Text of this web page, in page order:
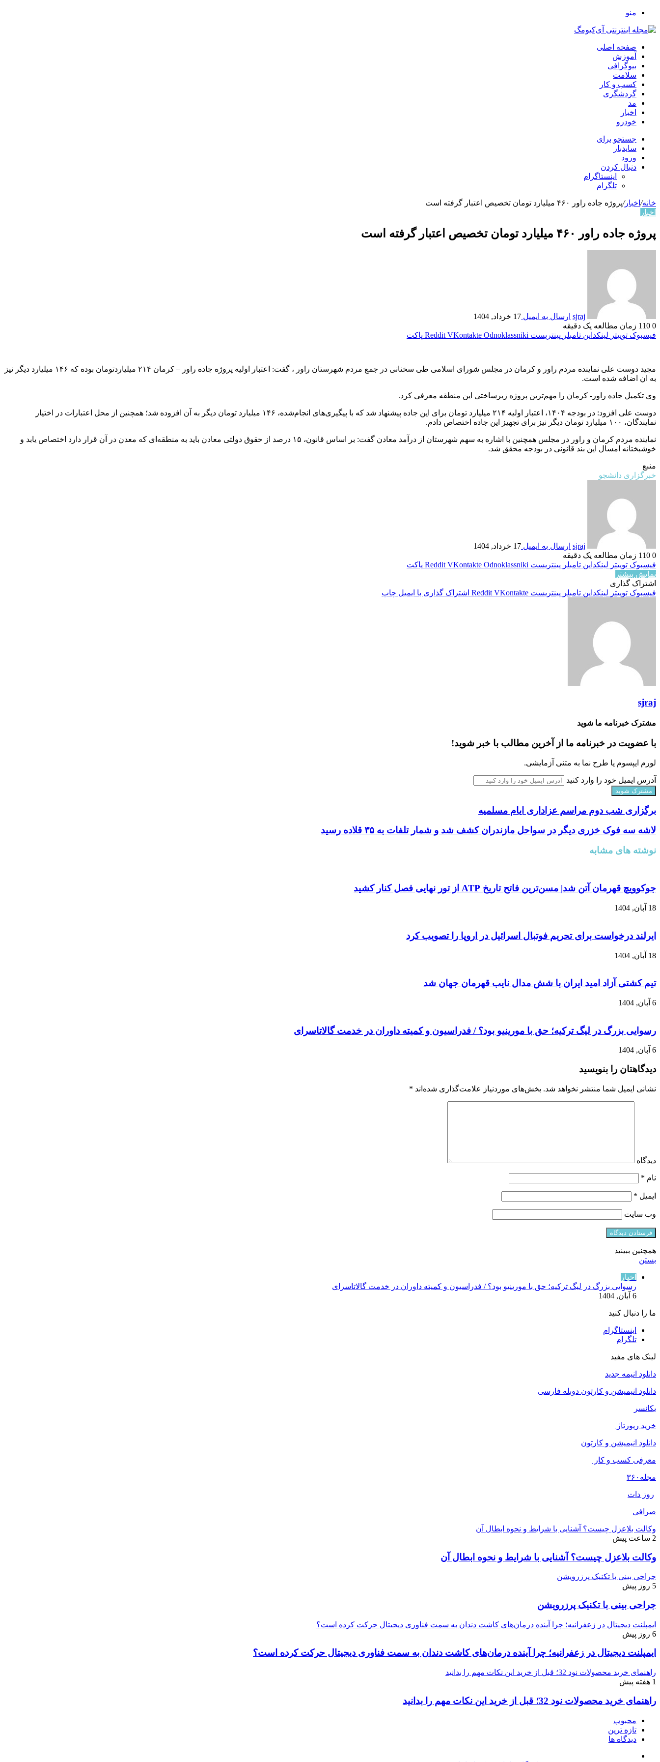
منو
صفحه اصلی
آموزش
بیوگرافی
سلامت
کسب و کار
گردشگری
مد
اخبار
خودرو
جستجو برای
سایدبار
ورود
دنبال کردن
اینستاگرام
تلگرام
خانه/ اخبار/پروژه جاده راور ۴۶۰ میلیارد تومان تخصیص اعتبار گرفته است
اخبار
پروژه جاده راور ۴۶۰ میلیارد تومان تخصیص اعتبار گرفته است
sjraj ارسال به ایمیل 17 خرداد, 1404
0
زمان مطالعه یک دقیقه
فیسبوک توییتر لینکداین تامبلر پینتریست Reddit VKontakte Odnoklassniki پاکت
مجید دوست علی نماینده مردم راور و کرمان در مجلس شورای اسلامی طی سخنانی در جمع مردم شهرستان راور ، گفت: اعتبار اولیه پروژه جاده راور – کرمان ۲۱۴ میلیاردتومان بوده که ۱۴۶ میلیارد دیگر نیز
به ان اضافه شده است.
وی تکمیل جاده راور- کرمان را مهم‌ترین پروژه زیرساختی این منطقه معرفی کرد.
دوست علی افزود: در بودجه ۱۴۰۴، اعتبار اولیه ۲۱۴ میلیارد تومان برای این جاده پیشنهاد شد که با پیگیری‌های انجام‌شده، ۱۴۶ میلیارد تومان دیگر به آن افزوده شد؛ همچنین از محل اعتبارات در اختیار
نمایندگان، ۱۰۰ میلیارد تومان دیگر نیز برای تجهیز این جاده اختصاص دادم.
نماینده مردم کرمان و راور در مجلس همچنین با اشاره به سهم شهرستان از درآمد معادن گفت: بر اساس قانون، ۱۵ درصد از حقوق دولتی معادن باید به منطقه‌ای که معدن در آن قرار دارد اختصاص یابد و
خوشبختانه امسال این بند قانونی در بودجه محقق شد.
منبع
خبرگزاری دانشجو
sjraj ارسال به ایمیل 17 خرداد, 1404
0
زمان مطالعه یک دقیقه
فیسبوک توییتر لینکداین تامبلر پینتریست Reddit VKontakte Odnoklassniki
پاکت
نمایش بیشتر
اشتراک گذاری
فیسبوک توییتر لینکداین تامبلر پینتریست Reddit VKontakte اشتراک گذاری با ایمیل چاپ
sjraj
مشترک خبرنامه ما شوید
با عضویت در خبرنامه ما از آخرین مطالب با خبر شوید!
لورم ایپسوم یا طرح‌ نما به متنی آزمایشی.
آدرس ایمیل خود را وارد کنید
برگزاری شب دوم مراسم عزاداری ایام مسلمیه
لاشه سه فوک خزری دیگر در سواحل مازندران کشف شد و شمار تلفات به ۳۵ قلاده رسید
نوشته های مشابه
جوکوویچ قهرمان آتن شد| مسن‌ترین فاتح تاریخ ATP از تور نهایی فصل کنار کشید
18 آبان, 1404
ایرلند درخواست برای تحریم فوتبال اسرائیل در اروپا را تصویب کرد
18 آبان, 1404
تیم کشتی آزاد امید ایران با شش مدال نایب قهرمان جهان شد
6 آبان, 1404
رسوایی بزرگ در لیگ ترکیه؛ حق با مورینیو بود؟ / فدراسیون و کمیته داوران در خدمت گالاتاسرای
6 آبان, 1404
دیدگاهتان را بنویسید
نشانی ایمیل شما منتشر نخواهد شد. بخش‌های موردنیاز علامت‌گذاری شده‌اند *
دیدگاه
نام *
ایمیل *
وب‌ سایت
همچنین ببینید
بستن
اخبار
رسوایی بزرگ در لیگ ترکیه؛ حق با مورینیو بود؟ / فدراسیون و کمیته داوران در خدمت گالاتاسرای
6 آبان, 1404
ما را دنبال کنید
اینستاگرام
تلگرام
لینک های مفید
دانلود انیمه جدید
دانلود انیمیشن و کارتون دوبله فارسی
یکانسر
خرید رپورتاژ
دانلود انیمیشن و کارتون
معرفی کسب و کار
مجله ۳۶۰
روز دات
صرافی
وکالت بلاعزل چیست؟ آشنایی با شرایط و نحوه ابطال آن
2 ساعت پیش
وکالت بلاعزل چیست؟ آشنایی با شرایط و نحوه ابطال آن
جراحی بینی با تکنیک پرزرویشن
5 روز پیش
جراحی بینی با تکنیک پرزرویشن
ایمپلنت دیجیتال در زعفرانیه؛ چرا آینده درمان‌های کاشت دندان به سمت فناوری دیجیتال حرکت کرده است؟
6 روز پیش
ایمپلنت دیجیتال در زعفرانیه؛ چرا آینده درمان‌های کاشت دندان به سمت فناوری دیجیتال حرکت کرده است؟
راهنمای خرید محصولات نود 32؛ قبل از خرید این نکات مهم را بدانید
1 هفته پیش
راهنمای خرید محصولات نود 32؛ قبل از خرید این نکات مهم را بدانید
محبوب
تازه ترین
دیدگاه ها